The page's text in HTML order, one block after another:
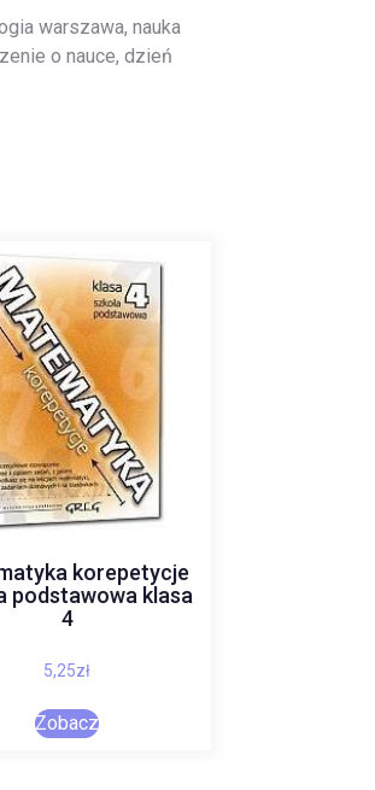
warszawa, nauka
o nauce, dzień
korepetycje
podstawowa klasa
4
5,25zł
Zobacz